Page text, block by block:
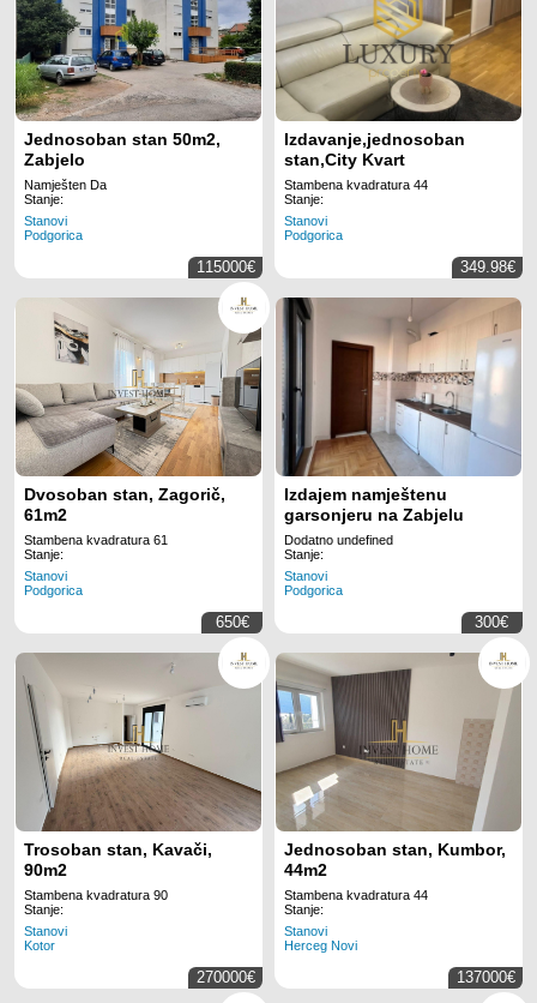
Jednosoban stan 50m2,
Zabjelo
Namješten Da
Stanje:
Stanovi
Podgorica
115000€
Izdavanje,jednosoban
stan,City Kvart
Stambena kvadratura 44
Stanje:
Stanovi
Podgorica
349.98€
Dvosoban stan, Zagorič,
61m2
Stambena kvadratura 61
Stanje:
Stanovi
Podgorica
650€
Izdajem namještenu
garsonjeru na Zabjelu
Dodatno undefined
Stanje:
Stanovi
Podgorica
300€
Trosoban stan, Kavači,
90m2
Stambena kvadratura 90
Stanje:
Stanovi
Kotor
270000€
Jednosoban stan, Kumbor,
44m2
Stambena kvadratura 44
Stanje:
Stanovi
Herceg Novi
137000€